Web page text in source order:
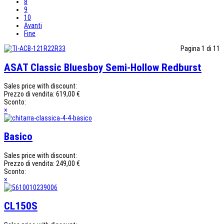
9
10
Avanti
Fine
Pagina 1 di 11
ASAT Classic Bluesboy Semi-Hollow Redburst
Sales price with discount:
Prezzo di vendita: 619,00 €
Sconto:
×
Basico
Sales price with discount:
Prezzo di vendita: 249,00 €
Sconto:
×
CL150S